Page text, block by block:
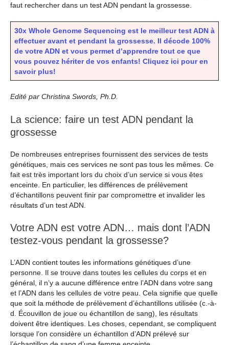
faut rechercher dans un test ADN pendant la grossesse.
30x Whole Genome Sequencing est le meilleur test ADN à
effectuer avant et pendant la grossesse. Il décode 100%
de votre ADN et vous permet d’apprendre tout ce que
vous pouvez hériter de vos enfants! Cliquez ici pour en
savoir plus!
Edité par Christina Swords, Ph.D.
La science: faire un test ADN pendant la
grossesse
De nombreuses entreprises fournissent des services de tests
génétiques, mais ces services ne sont pas tous les mêmes. Ce
fait est très important lors du choix d’un service si vous êtes
enceinte. En particulier, les différences de prélèvement
d’échantillons peuvent finir par compromettre et invalider les
résultats d’un test ADN.
Votre ADN est votre ADN… mais dont l’ADN
testez-vous pendant la grossesse?
L’ADN contient toutes les informations génétiques d’une
personne. Il se trouve dans toutes les cellules du corps et en
général, il n’y a aucune différence entre l’ADN dans votre sang
et l’ADN dans les cellules de votre peau. Cela signifie que quelle
que soit la méthode de prélèvement d’échantillons utilisée (c.-à-
d. Écouvillon de joue ou échantillon de sang), les résultats
doivent être identiques. Les choses, cependant, se compliquent
lorsque l’on considère un échantillon d’ADN prélevé sur